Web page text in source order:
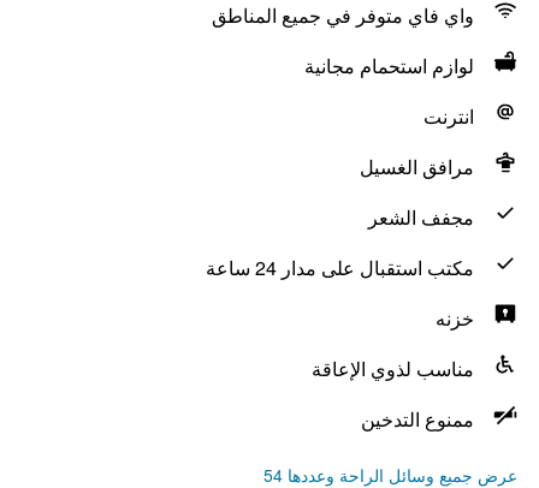
واي فاي متوفر في جميع المناطق
لوازم استحمام مجانية
انترنت
مرافق الغسيل
مجفف الشعر
مكتب استقبال على مدار 24 ساعة
خزنه
مناسب لذوي الإعاقة
ممنوع التدخين
عرض جميع وسائل الراحة وعددها 54